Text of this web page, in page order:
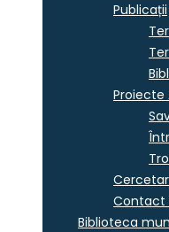
Publicații
Proiecte
Contact
Biblioteca